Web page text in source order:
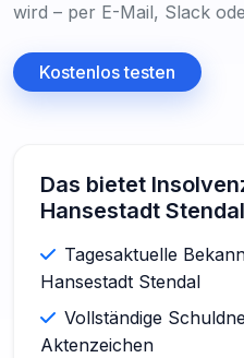
wird – per E-Mail, Slack
Kostenlos testen
Das bietet
Hansestadt Stendal
Tagesaktuelle
Hansestadt Stendal
Vollständige
Aktenzeichen